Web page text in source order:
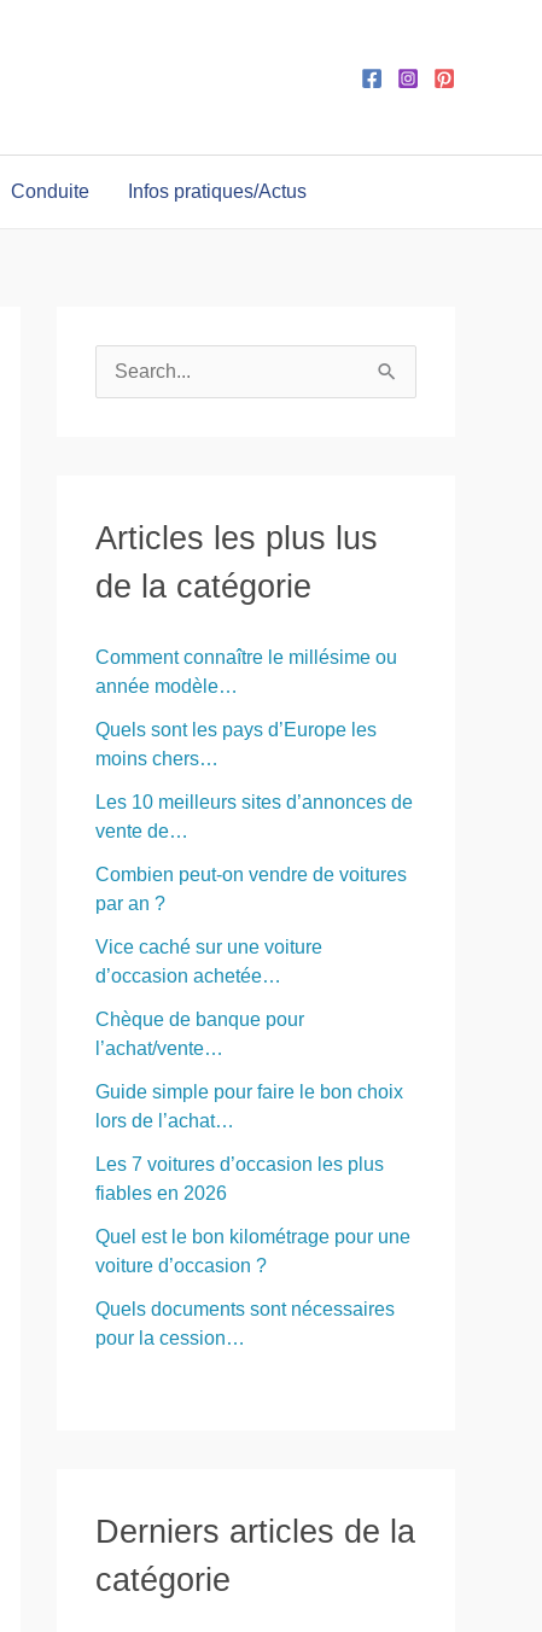
Conduite Infos pratiques/Actus
e
r
c
Articles les plus lus
de la catégorie
Comment connaître le millésime ou
année modèle…
Quels sont les pays d’Europe les
moins chers…
Les 10 meilleurs sites d’annonces de
vente de…
Combien peut-on vendre de voitures
par an ?
Vice caché sur une voiture
d’occasion achetée…
Chèque de banque pour
l’achat/vente…
Guide simple pour faire le bon choix
lors de l’achat…
Les 7 voitures d’occasion les plus
fiables en 2026
Quel est le bon kilométrage pour une
voiture d’occasion ?
Quels documents sont nécessaires
pour la cession…
Derniers articles de la
catégorie